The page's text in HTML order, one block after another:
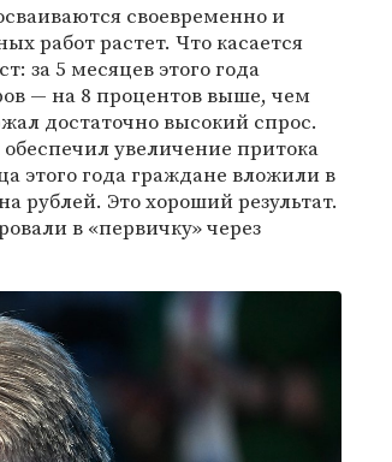
своевременно и
работ растет. Что касается
за 5 месяцев этого года
— на 8 процентов выше, чем
достаточно высокий спрос.
увеличение притока
этого года граждане вложили в
рублей. Это хороший результат.
в «первичку» через